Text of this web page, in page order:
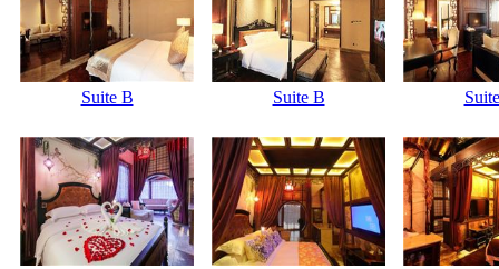
Suite B Suite B